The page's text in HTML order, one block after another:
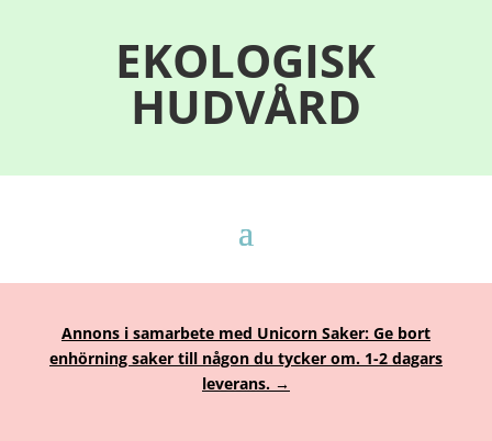
EKOLOGISK
HUDVÅRD
Annons i samarbete med Unicorn Saker: Ge bort
enhörning saker till någon du tycker om. 1-2 dagars
leverans. →